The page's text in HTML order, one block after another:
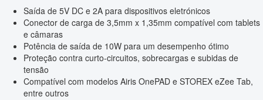
Saída de 5V DC e 2A para dispositivos eletrónicos
Conector de carga de 3,5mm x 1,35mm compatível com tablets
e câmaras
Potência de saída de 10W para um desempenho ótimo
Proteção contra curto-circuitos, sobrecargas e subidas de
tensão
Compatível com modelos Airis OnePAD e STOREX eZee Tab,
entre outros